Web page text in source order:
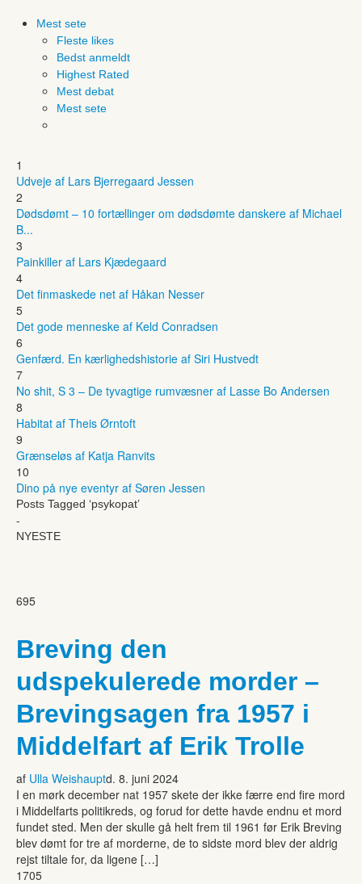
Mest sete
Fleste likes
Bedst anmeldt
Highest Rated
Mest debat
Mest sete
1
Udveje af Lars Bjerregaard Jessen
2
Dødsdømt – 10 fortællinger om dødsdømte danskere af Michael
B...
3
Painkiller af Lars Kjædegaard
4
Det finmaskede net af Håkan Nesser
5
Det gode menneske af Keld Conradsen
6
Genfærd. En kærlighedshistorie af Siri Hustvedt
7
No shit, S 3 – De tyvagtige rumvæsner af Lasse Bo Andersen
8
Habitat af Theis Ørntoft
9
Grænseløs af Katja Ranvits
10
Dino på nye eventyr af Søren Jessen
Posts Tagged ‘psykopat’
-
NYESTE
695
Breving den
udspekulerede morder –
Brevingsagen fra 1957 i
Middelfart af Erik Trolle
af Ulla Weishauptd. 8. juni 2024
I en mørk december nat 1957 skete der ikke færre end fire mord
i Middelfarts politikreds, og forud for dette havde endnu et mord
fundet sted. Men der skulle gå helt frem til 1961 før Erik Breving
blev dømt for tre af morderne, de to sidste mord blev der aldrig
rejst tiltale for, da ligene […]
1705